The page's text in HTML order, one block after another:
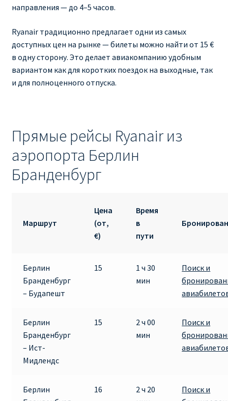
RYANAIR ПОСАДОЧНЫЙ ТАЛОН – BOARDING PASS
Ryanair Россия
Ryanair Україна из Киева, Одессы, Львова, Харькова,
Херсона от € 15
Авиабилеты Ryanair на Тенерифе от €15
АВИАБИЛЕТЫ ВИЛЬНЮС БАРСЕЛОНА
АВИАБИЛЕТЫ ХЕЛЬСИНКИ МИЛАН
Акции RYANAIR из Варшавы
направления — до 4–5 часов.
Ryanair традиционно предлагает одни из самых
доступных цен на рынке — билеты можно найти от 15 €
в одну сторону. Это делает авиакомпанию удобным
вариантом как для коротких поездок на выходные, так
и для полноценного отпуска.
Прямые рейсы Ryanair из
аэропорта Берлин
Бранденбург
Маршрут
Цена
(от,
€)
Время
в
пути
Берлин
Бранденбург
– Будапешт
15
1 ч 30
мин
Поиск и
Берлин
Бранденбург
– Ист-
Мидлендс
15
2 ч 00
мин
Поиск и
Берлин
16
2 ч 20
Поиск и